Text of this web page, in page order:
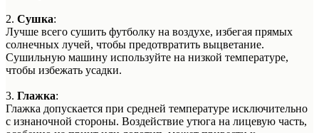
2. Сушка:
Лучше всего сушить футболку на воздухе, избегая прямых
солнечных лучей, чтобы предотвратить выцветание.
Сушильную машину используйте на низкой температуре,
чтобы избежать усадки.
3. Глажка:
Глажка допускается при средней температуре исключительно
с изнаночной стороны. Воздействие утюга на лицевую часть,